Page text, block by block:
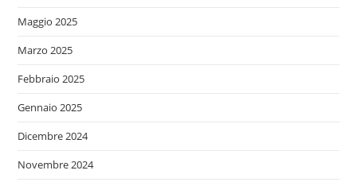
Maggio 2025
Marzo 2025
Febbraio 2025
Gennaio 2025
Dicembre 2024
Novembre 2024